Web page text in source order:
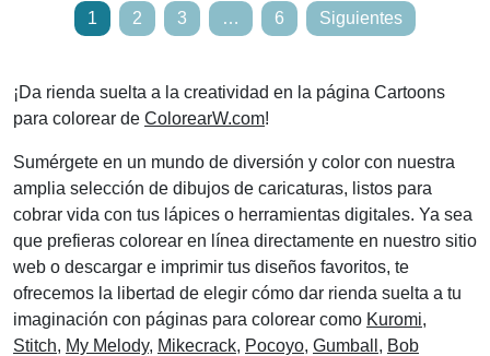
Paginación
entradas
1 2 3 … 6 Siguientes
¡Da rienda suelta a la creatividad en la página Cartoons
para colorear de ColorearW.com!
Sumérgete en un mundo de diversión y color con nuestra
amplia selección de dibujos de caricaturas, listos para
cobrar vida con tus lápices o herramientas digitales. Ya sea
que prefieras colorear en línea directamente en nuestro sitio
web o descargar e imprimir tus diseños favoritos, te
ofrecemos la libertad de elegir cómo dar rienda suelta a tu
imaginación con páginas para colorear como Kuromi,
Stitch, My Melody, Mikecrack, Pocoyo, Gumball , Bob